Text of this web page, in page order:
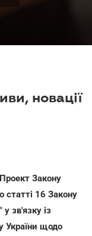
новації
Закону
статті 16 Закону
у зв'язку із
України щодо